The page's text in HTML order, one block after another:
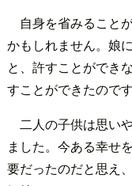
自身を省みること
かもしれません。娘
と、許すことができ
すことができたのです
二人の子供は思い
ました。今ある幸せ
要だったのだと思え